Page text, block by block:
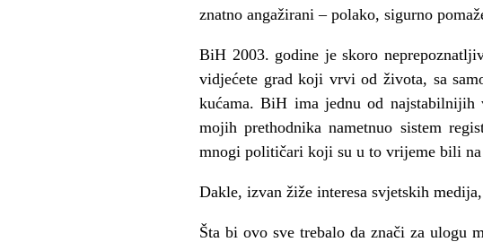
znatno angažirani – polako, sigurno
BiH 2003. godine je skoro
vidjećete grad koji vrvi od života, sa
kućama. BiH ima jednu od najstabilnijih
mojih prethodnika nametnuo sistem
mnogi političari koji su u to vrijeme bili
Dakle, izvan žiže interesa svjetskih
Šta bi ovo sve trebalo da znači za ulogu